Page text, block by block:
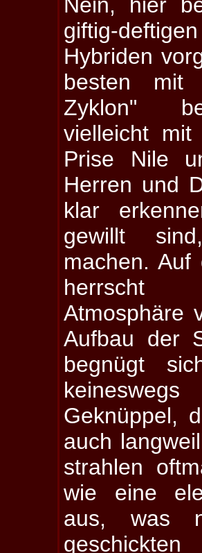
giftig-
Hybriden
besten mit
Zyklon"
vielleicht
Prise Nile
Herren und
klar
gewillt
machen. Auf
herrscht
Atmosphäre
Aufbau der
begnügt
Geknüppel,
auch
strahlen
wie eine
aus, was